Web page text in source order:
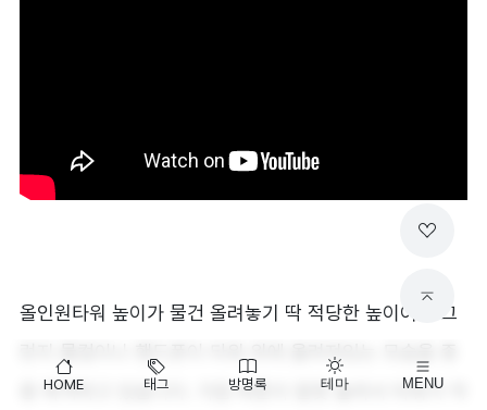
HOME 태그 방명록 테마 MENU
올인원타워 높이가 물건 올려놓기 딱 적당한 높이여서 그
런지 물컵이나 핸드폰이 타워 위에 올려져있는 모습을 종
종 목격하고 있습니다. 가끔 버튼이 잘못 눌려서 타워가 작